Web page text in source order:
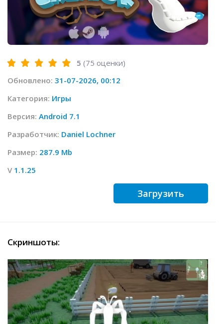
5 (75 оценки)
Обновлено: 31-07-2026, 00:12
Категория: Игры
Версия: Android 7.1
Разработчик: Daniel Lochner
Размер: 287.9 Mb
V 1.1.25
Загрузить
Скриншоты: